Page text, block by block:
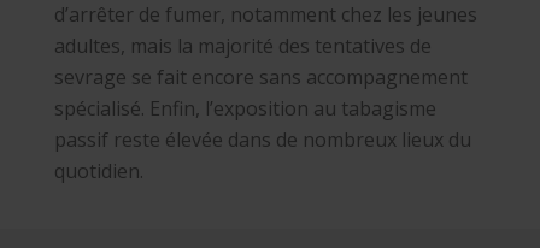
d’arrêter de fumer, notamment chez les jeunes
adultes, mais la majorité des tentatives de
sevrage se fait encore sans accompagnement
spécialisé. Enfin, l’exposition au tabagisme
passif reste élevée dans de nombreux lieux du
quotidien.